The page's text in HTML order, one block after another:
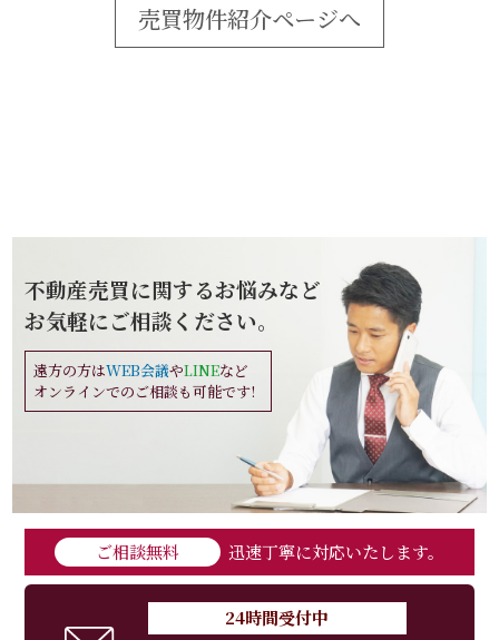
売買物件紹介ページへ
不動産売買に関するお悩みなど
お気軽にご相談ください。
遠方の方はWEB会議やLINEなど
オンラインでのご相談も可能です!
ご相談無料 迅速丁寧に対応いたします。
24時間受付中